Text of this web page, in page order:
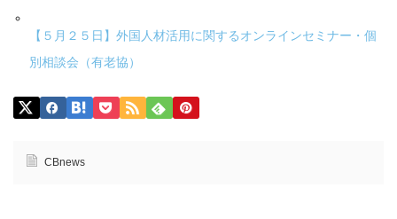
【５月２５日】外国人材活用に関するオンラインセミナー・個
別相談会（有老協）
CBnews